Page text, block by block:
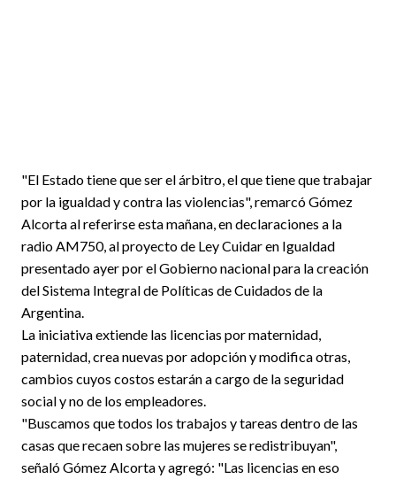
"El Estado tiene que ser el árbitro, el que tiene que trabajar
por la igualdad y contra las violencias", remarcó Gómez
Alcorta al referirse esta mañana, en declaraciones a la
radio AM750, al proyecto de Ley Cuidar en Igualdad
presentado ayer por el Gobierno nacional para la creación
del Sistema Integral de Políticas de Cuidados de la
Argentina.
La iniciativa extiende las licencias por maternidad,
paternidad, crea nuevas por adopción y modifica otras,
cambios cuyos costos estarán a cargo de la seguridad
social y no de los empleadores.
"Buscamos que todos los trabajos y tareas dentro de las
casas que recaen sobre las mujeres se redistribuyan",
señaló Gómez Alcorta y agregó: "Las licencias en eso